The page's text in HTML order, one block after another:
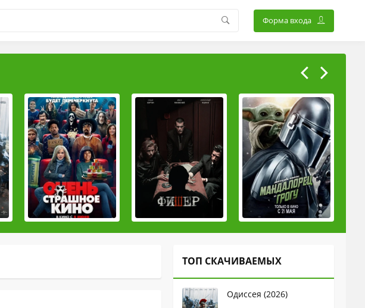
Форма входа
ТОП СКАЧИВАЕМЫХ
Одиссея (2026)